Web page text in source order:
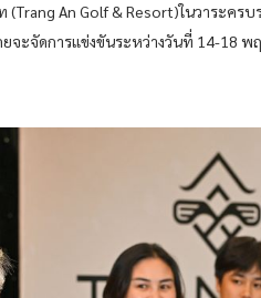
An Golf & Resort)ในวาระค
ยจะจัดการแข่งขันระหว่างวันที่ 14-18